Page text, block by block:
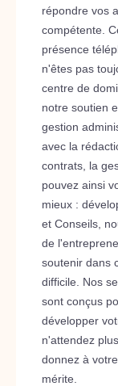
répondre vos
compétente.
présence
n'êtes pas
centre de
notre soutien
gestion
avec la
contrats, la
pouvez ainsi
mieux :
et Conseils,
de
soutenir dans
difficile. Nos
sont conçus
développer
n'attendez
donnez à
mérite.